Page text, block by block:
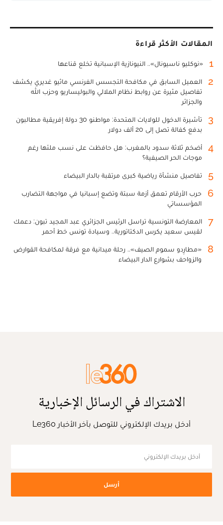
المقالات الأكثر قراءة
1 «نوكليو ناسيونال».. النيونازية الإسبانية تخلع قناعها
2
العميل السابق في مكافحة التجسس الفرنسي ماثيو غديري يكشف
تفاصيل مثيرة عن روابط نظام الملالي والبوليساريو وحزب الله
والجزائر
3
تأشيرة الدخول للولايات المتحدة: مواطنو 30 دولة إفريقية مطالبون
بدفع كفالة تصل إلى 20 ألف دولار
4
أضخم ثلاثة سدود بالمغرب: هل حافظت على نسب ملئها رغم
موجات الحر الصيفية؟
5 تفاصيل منشأة رياضية كبرى مرتقبة بالدار البيضاء
6
حرب الأرقام تعمق أزمة سبتة وتضع إسبانيا في مواجهة التضارب
المؤسساتي
7
المعارضة التونسية تراسل الرئيس الجزائري عبد المجيد تبون: دعمك
لقيس سعيد يكرس الدكتاتورية.. وسيادة تونس خط أحمر
8
«مطارِدو سموم الصيف».. رحلة ميدانية مع فرقة لمكافحة القوارض
والزواحف بشوارع الدار البيضاء
الاشتراك في الرسائل الإخبارية
أدخل بريدك الإلكتروني للتوصل بآخر الأخبار Le360
أرسل